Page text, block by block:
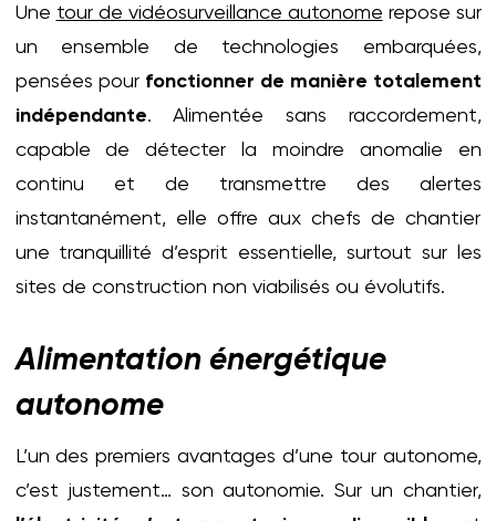
Une tour de vidéosurveillance autonome repose sur
un ensemble de technologies embarquées,
pensées pour fonctionner de manière totalement
indépendante. Alimentée sans raccordement,
capable de détecter la moindre anomalie en
continu et de transmettre des alertes
instantanément, elle offre aux chefs de chantier
une tranquillité d’esprit essentielle, surtout sur les
sites de construction non viabilisés ou évolutifs.
Alimentation énergétique
autonome
L’un des premiers avantages d’une tour autonome,
c’est justement… son autonomie. Sur un chantier,